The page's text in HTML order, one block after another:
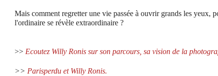
Mais comment regretter une vie passée à ouvrir grands les yeux,
l'ordinaire se révèle extraordinaire ?
>> Ecoutez Willy Ronis sur son parcours, sa vision de la
>> Parisperdu et Willy Ronis.